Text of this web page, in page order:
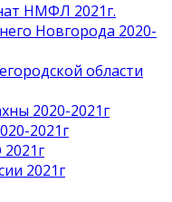
НМФЛ 2021г.
Новгорода 2020-
области
2020-2021г
2021г
2021г